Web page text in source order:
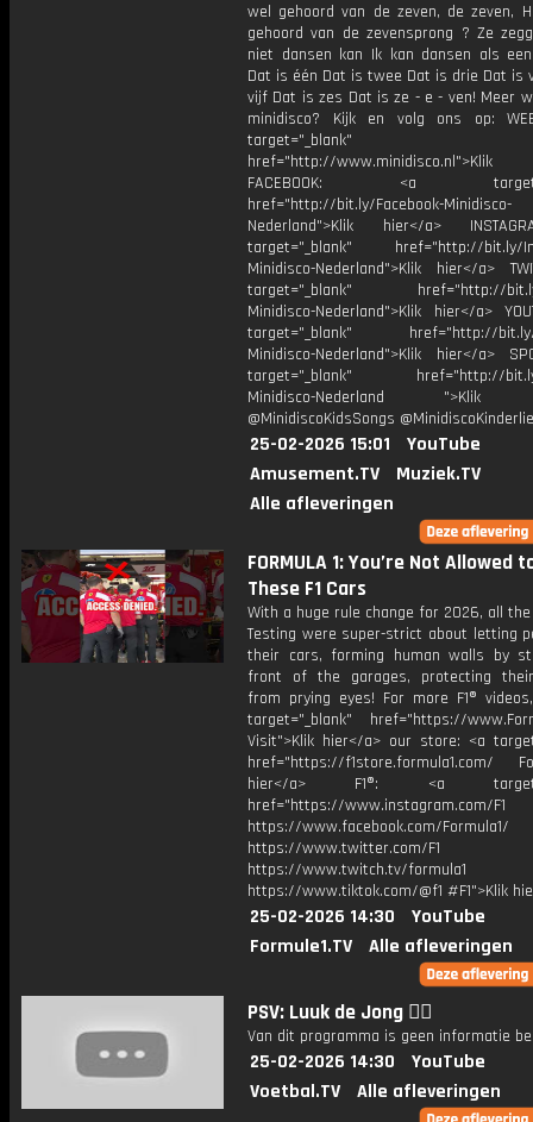
wel gehoord van de zeven, de zeven,
gehoord van de zevensprong ? Ze
niet dansen kan Ik kan dansen als
Dat is één Dat is twee Dat is drie Dat is
vijf Dat is zes Dat is ze - e - ven! Meer
minidisco? Kijk en volg ons op:
target="_blank"
href="http://www.minidisco.nl">Klik
FACEBOOK: <a
href="http://bit.ly/Facebook-Minidisco-
Nederland">Klik hier</a>
target="_blank" href="http://bit.ly/
Minidisco-Nederland">Klik hier</a>
target="_blank" href="http://
Minidisco-Nederland">Klik hier</a>
target="_blank" href="http://bit.ly/
Minidisco-Nederland">Klik hier</a>
target="_blank" href="http://
Minidisco-Nederland ">Klik
@MinidiscoKidsSongs
25-02-2026 15:01
YouTube
Amusement.TV
Muziek.TV
Alle afleveringen
FORMULA 1: You’re Not Allowed
These F1 Cars
With a huge rule change for 2026, all
Testing were super-strict about letting
their cars, forming human walls by
front of the garages, protecting
from prying eyes! For more F1®
target="_blank" href="https://
Visit">Klik hier</a> our store: <a
href="https://f1store.formula1.com/
hier</a> F1®: <a
href="https://www.instagram.com/F1
https://www.facebook.com/Formula1/
https://www.twitter.com/F1
https://www.twitch.tv/formula1
https://www.tiktok.com/@f1 #F1">Klik
25-02-2026 14:30
YouTube
Formule1.TV
Alle afleveringen
PSV: Luuk de Jong 😮‍💨
Van dit programma is geen informatie
25-02-2026 14:30
YouTube
Voetbal.TV
Alle afleveringen